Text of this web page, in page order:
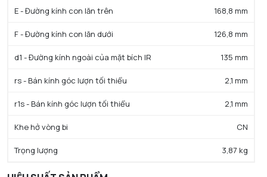
E - Đường kính con lăn trên 168,8 mm
F - Đường kính con lăn dưới 126,8 mm
d1 - Đường kính ngoài của mặt bích IR 135 mm
rs - Bán kính góc lượn tối thiểu 2,1 mm
r1s - Bán kính góc lượn tối thiểu 2,1 mm
Khe hở vòng bi CN
Trọng lượng 3,87 kg